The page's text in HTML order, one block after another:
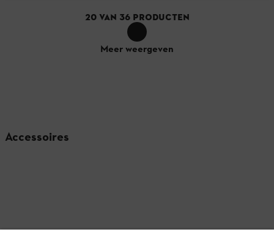
20 VAN 36 PRODUCTEN
Meer weergeven
Accessoires